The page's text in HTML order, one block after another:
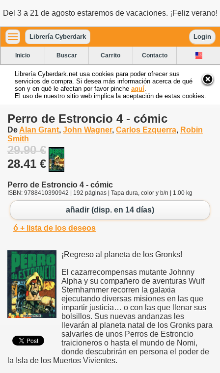
Del 3 a 21 de agosto estaremos de vacaciones. ¡Feliz verano!
Librería Cyberdark Login
Inicio Buscar Carrito Contacto
Librería Cyberdark.net usa cookies para poder ofrecer sus
servicios de compra. Si desea más información acerca de qué
son y en qué le afectan por favor pinche aquí
El uso de nuestro sitio web implica la aceptación de estas cookies.
Perro de Estroncio 4 - cómic
De Alan Grant, John Wagner, Carlos Ezquerra, Robin
Smith
29.90 €
28.41 €
Perro de Estroncio 4 - cómic
ISBN: 9788410390942 | 192 páginas | Tapa dura, color y b/n | 1.00 kg
añadir (disp. en 14 días)
ó + lista de los deseos
¡Regreso al planeta de los Gronks!
El cazarrecompensas mutante Johnny
Alpha y su compañero de aventuras Wulf
Sternhammer recorren la galaxia
ejecutando diversas misiones en las que
impartir justicia… o con las que llenar sus
bolsillos. Sus nuevas andanzas les
llevarán al planeta natal de los Gronks para
salvarles de unos Perros de Estroncio
traicioneros o hasta el mundo de Nomi,
donde descubrirán en persona el poder de
la Isla de los Muertos Vivientes.